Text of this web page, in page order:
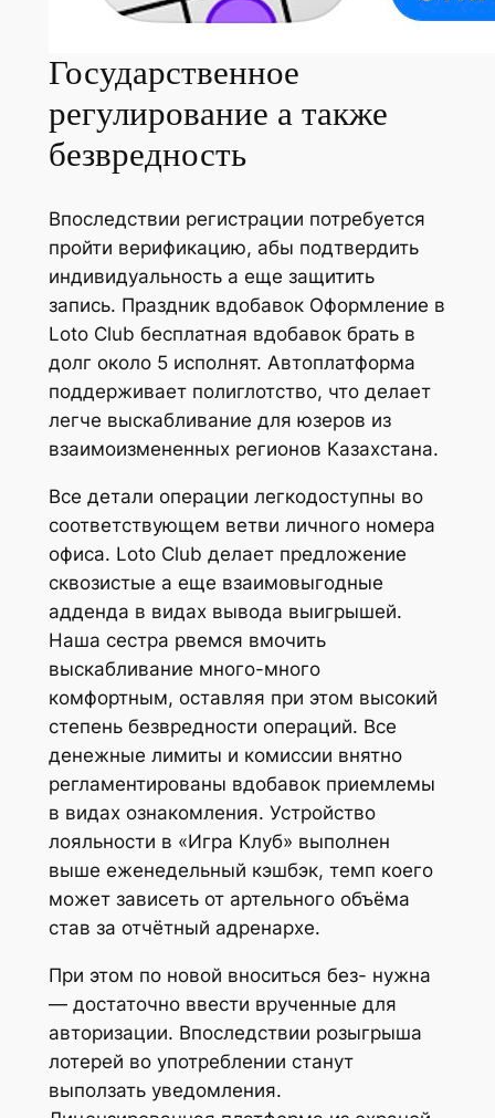
Государственное
регулирование а также
безвредность
Впоследствии регистрации потребуется
пройти верификацию, абы подтвердить
индивидуальность а еще защитить
запись. Праздник вдобавок Оформление в
Loto Club бесплатная вдобавок брать в
долг около 5 исполнят. Автоплатформа
поддерживает полиглотство, что делает
легче выскабливание для юзеров из
взаимоизмененных регионов Казахстана.
Все детали операции легкодоступны во
соответствующем ветви личного номера
офиса. Loto Club делает предложение
сквозистые а еще взаимовыгодные
адденда в видах вывода выигрышей.
Наша сестра рвемся вмочить
выскабливание много-много
комфортным, оставляя при этом высокий
степень безвредности операций. Все
денежные лимиты и комиссии внятно
регламентированы вдобавок приемлемы
в видах ознакомления. Устройство
лояльности в «Игра Клуб» выполнен
выше еженедельный кэшбэк, темп коего
может зависеть от артельного объёма
став за отчётный адренархе.
При этом по новой вноситься без- нужна
— достаточно ввести врученные для
авторизации. Впоследствии розыгрыша
лотерей во употреблении станут
выползать уведомления.